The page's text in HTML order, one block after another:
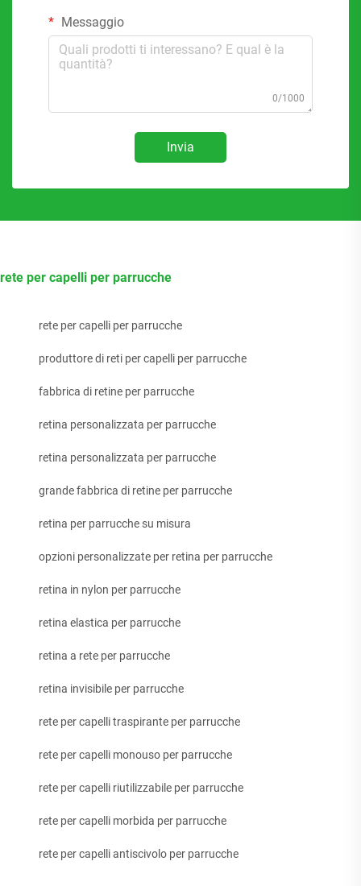
Messaggio
0/1000
Invia
rete per capelli per parrucche
rete per capelli per parrucche
produttore di reti per capelli per parrucche
fabbrica di retine per parrucche
retina personalizzata per parrucche
retina personalizzata per parrucche
grande fabbrica di retine per parrucche
retina per parrucche su misura
opzioni personalizzate per retina per parrucche
retina in nylon per parrucche
retina elastica per parrucche
retina a rete per parrucche
retina invisibile per parrucche
rete per capelli traspirante per parrucche
rete per capelli monouso per parrucche
rete per capelli riutilizzabile per parrucche
rete per capelli morbida per parrucche
rete per capelli antiscivolo per parrucche